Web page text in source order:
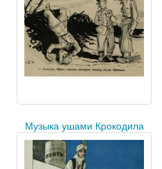
Музыка ушами Крокодила